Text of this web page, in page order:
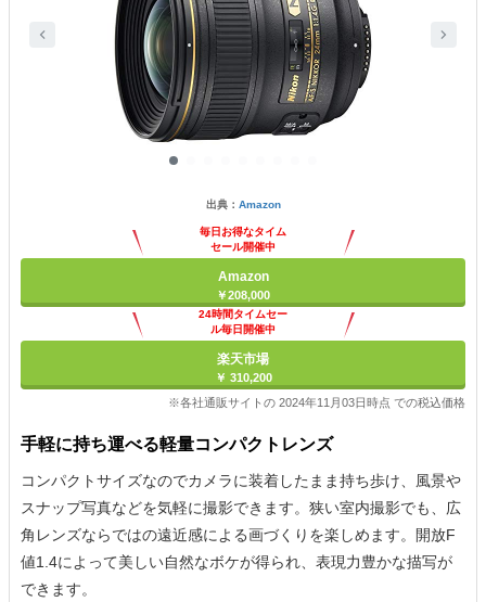
出典： Amazon
毎日お得なタイム
セール開催中
Amazon
￥208,000
24時間タイムセー
ル毎日開催中
楽天市場
￥ 310,200
※各社通販サイトの 2024年11月03日時点 での税込価格
手軽に持ち運べる軽量コンパクトレンズ
コンパクトサイズなのでカメラに装着したまま持ち歩け、風景や
スナップ写真などを気軽に撮影できます。狭い室内撮影でも、広
角レンズならではの遠近感による画づくりを楽しめます。開放F
値1.4によって美しい自然なボケが得られ、表現力豊かな描写が
できます。